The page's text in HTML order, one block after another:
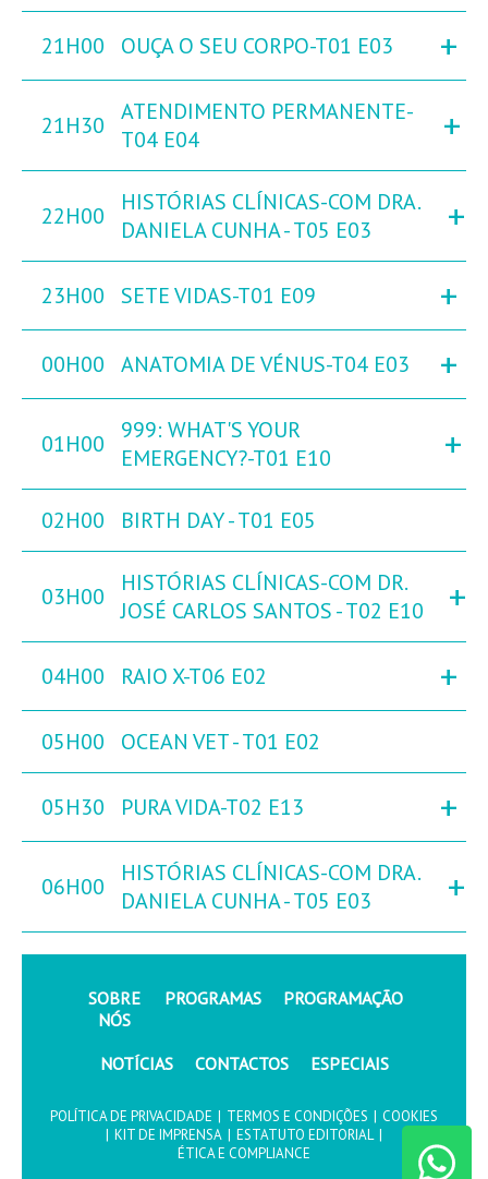
21H00 OUÇA O SEU CORPO-T01 E03 +
21H30
ATENDIMENTO PERMANENTE-
T04 E04
+
22H00
HISTÓRIAS CLÍNICAS-COM DRA.
DANIELA CUNHA - T05 E03
+
23H00 SETE VIDAS-T01 E09 +
00H00 ANATOMIA DE VÉNUS-T04 E03 +
01H00
999: WHAT'S YOUR
EMERGENCY?-T01 E10
+
02H00 BIRTH DAY - T01 E05
03H00
HISTÓRIAS CLÍNICAS-COM DR.
JOSÉ CARLOS SANTOS - T02 E10
+
04H00 RAIO X-T06 E02 +
05H00 OCEAN VET - T01 E02
05H30 PURA VIDA-T02 E13 +
06H00
HISTÓRIAS CLÍNICAS-COM DRA.
DANIELA CUNHA - T05 E03
+
SOBRE
NÓS
PROGRAMAS PROGRAMAÇÃO
NOTÍCIAS CONTACTOS ESPECIAIS
POLÍTICA DE PRIVACIDADE | TERMOS E CONDIÇÕES | COOKIES
| KIT DE IMPRENSA | ESTATUTO EDITORIAL |
ÉTICA E COMPLIANCE